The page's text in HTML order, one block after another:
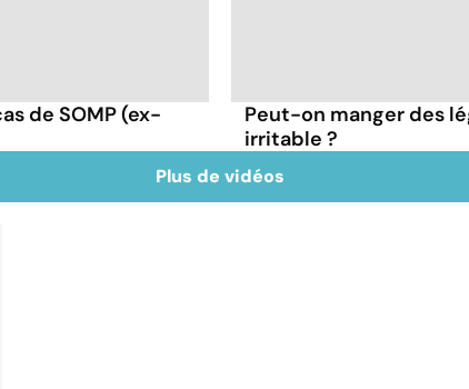
de SOMP (ex-
Peut-on manger des
irritable ?
Plus de vidéos